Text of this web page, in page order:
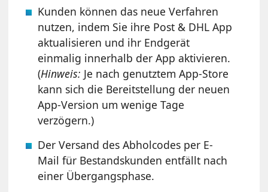
Kunden können das neue Verfahren
nutzen, indem Sie ihre Post & DHL App
aktualisieren und ihr Endgerät
einmalig innerhalb der App aktivieren.
(Hinweis: Je nach genutztem App-Store
kann sich die Bereitstellung der neuen
App-Version um wenige Tage
verzögern.)
Der Versand des Abholcodes per E-
Mail für Bestandskunden entfällt nach
einer Übergangsphase.